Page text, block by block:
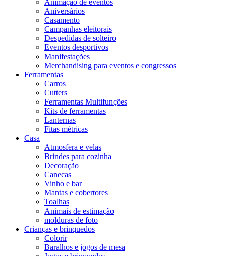
Aniversários
Casamento
Campanhas eleitorais
Despedidas de solteiro
Eventos desportivos
Manifestações
Merchandising para eventos e congressos
Ferramentas
Carros
Cutters
Ferramentas Multifunções
Kits de ferramentas
Lanternas
Fitas métricas
Casa
Atmosfera e velas
Brindes para cozinha
Decoração
Canecas
Vinho e bar
Mantas e cobertores
Toalhas
Animais de estimação
molduras de foto
Crianças e brinquedos
Colorir
Baralhos e jogos de mesa